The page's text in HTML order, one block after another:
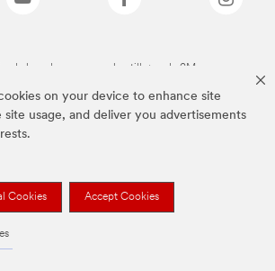
on your device to enhance site
site usage, and deliver you advertisements
Cookies Accept Cookies
brands er varemærker tilhørende 3M.